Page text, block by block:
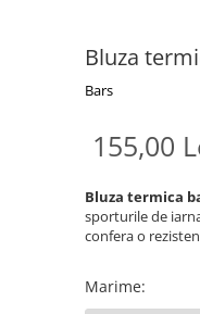
Bluza
Bars
155,00
Bluza termica
sporturile de
confera o
Marime: